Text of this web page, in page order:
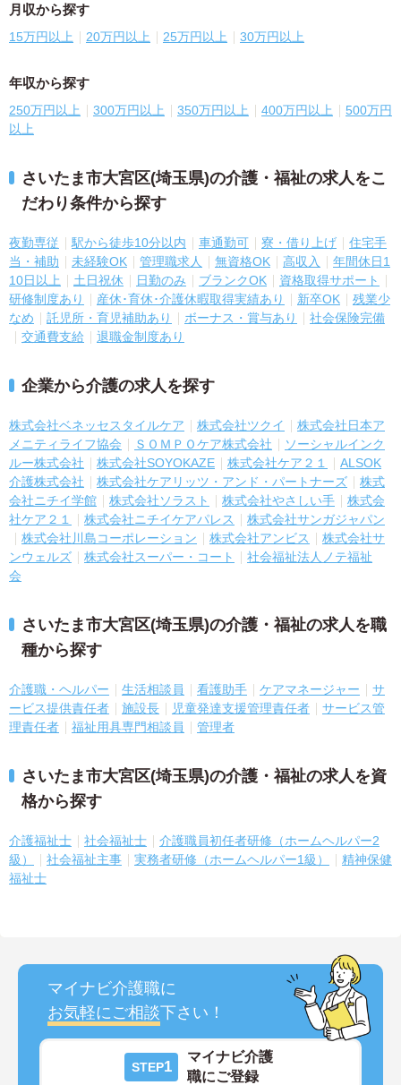
月収から探す
15万円以上 20万円以上 25万円以上 30万円以上
年収から探す
250万円以上 300万円以上 350万円以上 400万円以上
500万円
以上
さいたま市大宮区(埼玉県)の介護・福祉の求人をこ
だわり条件から探す
夜勤専従 駅から徒歩10分以内 車通勤可 寮・借り上げ
住宅手
当・補助
未経験OK 管理職求人 無資格OK 高収入
年間休日1
10日以上
土日祝休 日勤のみ ブランクOK
資格取得サポート
研修制度あり
産休･育休･介護休暇取得実績あり 新卒OK
残業少
なめ
託児所・育児補助あり ボーナス・賞与あり
社会保険完備
交通費支給
退職金制度あり
企業から介護の求人を探す
株式会社ベネッセスタイルケア 株式会社ツクイ
株式会社日本ア
メニティライフ協会
ＳＯＭＰＯケア株式会社
ソーシャルインク
ルー株式会社
株式会社SOYOKAZE 株式会社ケア２１
ALSOK
介護株式会社
株式会社ケアリッツ・アンド・パートナーズ
株式
会社ニチイ学館
株式会社ソラスト 株式会社やさしい手
株式会
社ケア２１
株式会社ニチイケアパレス
株式会社サンガジャパン
株式会社川島コーポレーション
株式会社アンビス
株式会社サ
ンウェルズ
株式会社スーパー・コート
社会福祉法人ノテ福祉
会
さいたま市大宮区(埼玉県)の介護・福祉の求人を職
種から探す
介護職・ヘルパー 生活相談員 看護助手 ケアマネージャー
サ
ービス提供責任者
施設長 児童発達支援管理責任者
サービス管
理責任者
福祉用具専門相談員 管理者
さいたま市大宮区(埼玉県)の介護・福祉の求人を資
格から探す
介護福祉士 社会福祉士
介護職員初任者研修（ホームヘルパー2
級）
社会福祉主事 実務者研修（ホームヘルパー1級）
精神保健
福祉士
マイナビ介護職に
お気軽にご相談下さい！
STEP1
マイナビ介護
職にご登録